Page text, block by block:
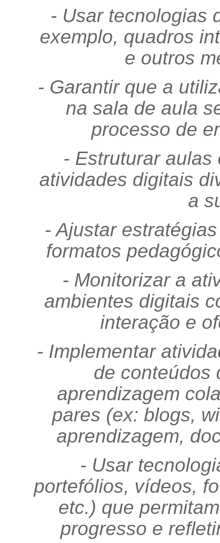
- Usar tecnologias
exemplo, quadros
e outros
- Garantir que a
na sala de aula
processo de
- Estruturar
atividades digitais
a
- Ajustar
formatos
- Monitorizar a
ambientes digitais
interação e
- Implementar
de conteúdos
aprendizagem
pares (ex: blogs,
aprendizagem,
- Usar
portefólios, vídeos,
etc.) que
progresso e